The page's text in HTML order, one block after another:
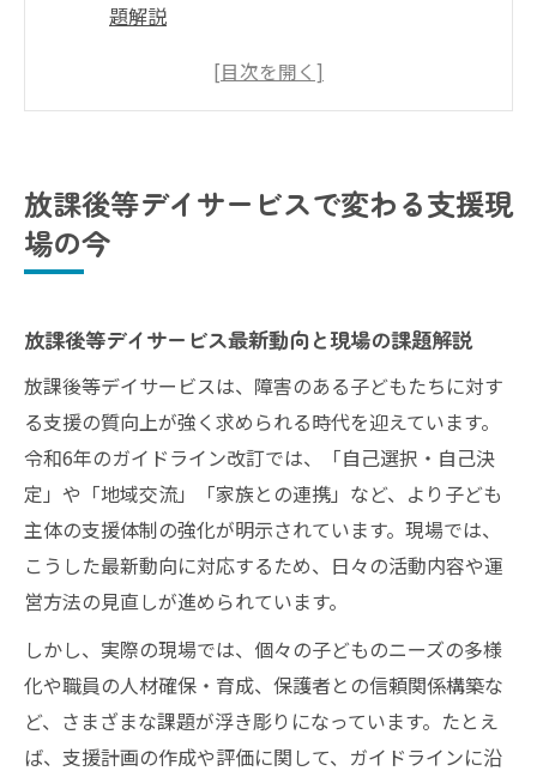
題解説
ガイドライン令和6年対応による支援の変化
方法
根拠法と現場の実際を比較した放課後等デ
基本活動が支える放課後等デイサービスの質
違い
ガイドラインを基にした活動内容の具体例
放課後等デイサービスにおける日常生活支
援の実践
多様な遊びと体験活動がもたらす成長効果
放課後等デイサービスに必要な地域交流の
促進法
令和6年対応の運営改善ポイント徹底解説
放課後等デイサービス運営改善の着眼点を
整理
放課後等デイサービスで変わる支援現
場の今
放課後等デイサービス最新動向と現場の課題解説
放課後等デイサービスは、障害のある子どもたちに対す
る支援の質向上が強く求められる時代を迎えています。
令和6年のガイドライン改訂では、「自己選択・自己決
定」や「地域交流」「家族との連携」など、より子ども
主体の支援体制の強化が明示されています。現場では、
こうした最新動向に対応するため、日々の活動内容や運
営方法の見直しが進められています。
しかし、実際の現場では、個々の子どものニーズの多様
化や職員の人材確保・育成、保護者との信頼関係構築な
ど、さまざまな課題が浮き彫りになっています。たとえ
ば、支援計画の作成や評価に関して、ガイドラインに沿